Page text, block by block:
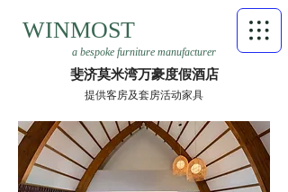
提供客房及套房活动家具
斐济莫米湾万豪度假酒店
WINMOST
a bespoke furniture manufacturer